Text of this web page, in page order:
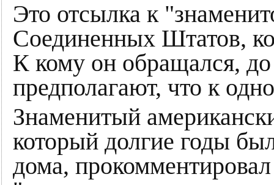
Это отсылка к
Соединенных Штатов,
К кому он обращался,
предполагают, что к
Знаменитый
который долгие годы
дома,